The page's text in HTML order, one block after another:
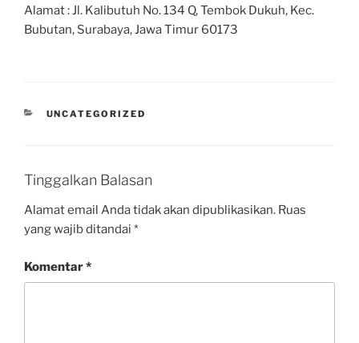
Alamat : Jl. Kalibutuh No. 134 Q, Tembok Dukuh, Kec.
Bubutan, Surabaya, Jawa Timur 60173
UNCATEGORIZED
Tinggalkan Balasan
Alamat email Anda tidak akan dipublikasikan. Ruas
yang wajib ditandai *
Komentar*